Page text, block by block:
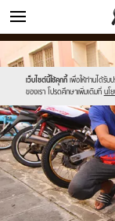
ข่าว
เว็บไซต์นี้ใช้คุกกี้ เพื่อให้ท่านได้รับ
ของเรา โปรดศึกษาเพิ่มเติมที่ นโ
Sanook
//s.isanook.com/sr/
new-
sanook.png
600
//s.isanook.com/ns/0/